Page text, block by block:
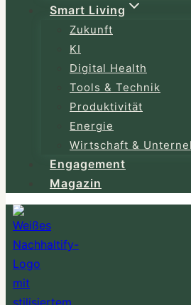
Smart Living
Zukunft
KI
Digital Health
Tools & Technik
Produktivität
Energie
Wirtschaft &
Engagement
Magazin